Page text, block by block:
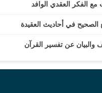
الفكر العقدي الوافد
الصحيح في أحاديث العقيدة
والبيان عن تفسير القرآن